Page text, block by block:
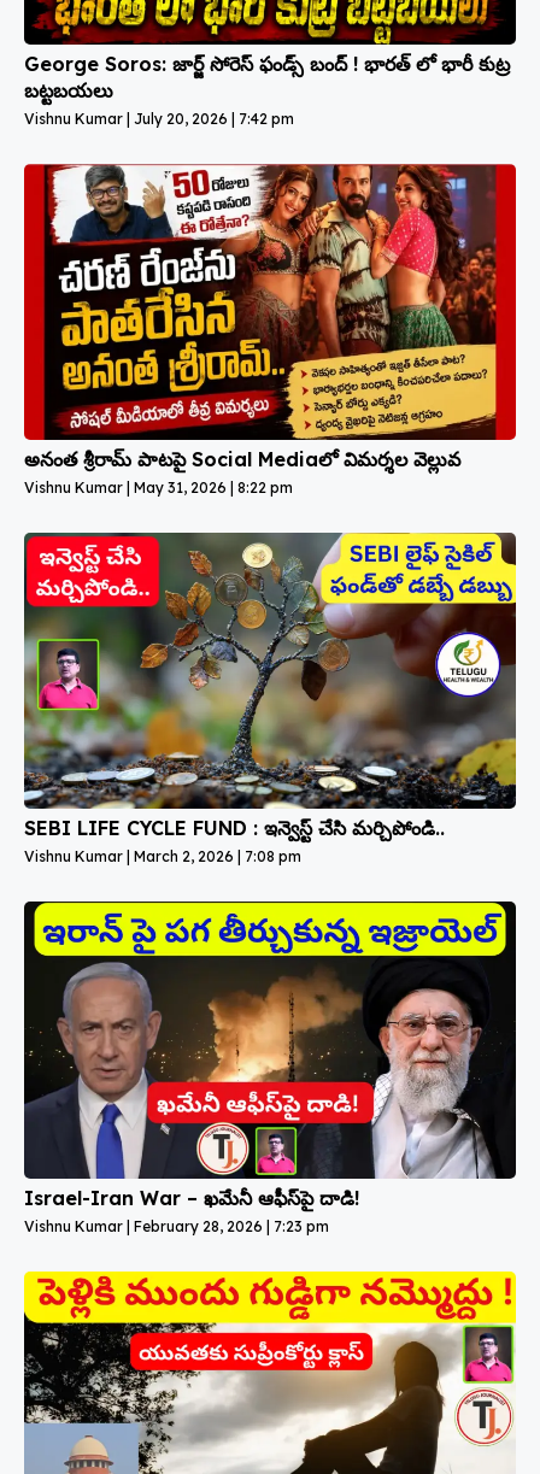
George Soros: జార్జ్ సోరెస్ ఫండ్స్ బంద్ ! భారత్ లో భారీ కుట్ర
బట్టబయలు
Vishnu Kumar July 20, 2026 7:42 pm
అనంత శ్రీరామ్ పాటపై Social Mediaలో విమర్శల వెల్లువ
Vishnu Kumar May 31, 2026 8:22 pm
SEBI LIFE CYCLE FUND : ఇన్వెస్ట్ చేసి మర్చిపోండి..
Vishnu Kumar March 2, 2026 7:08 pm
Israel-Iran War – ఖమేనీ ఆఫీస్‌పై దాడి!
Vishnu Kumar February 28, 2026 7:23 pm